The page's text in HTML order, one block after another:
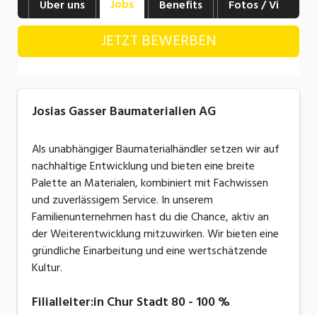
Industrie, Maschinenbau, Anlagenbau,
Produktion
Informatik, Telekommunikation
Körperpflege, Wellness
Marketing, Kommunikation, Medien, Druck
Mechanik, Elektronik, Optik, Textil (Fertigung)
Medizin, Gesundheitswesen, Pflege
Sicherheit, Rettung, Polizei, Zoll
Verkauf, Handel, Kundenberatung,
Aussendienst
Über uns Jobs Benefits Fotos / Videos
JETZT BEWERBEN
Josias Gasser Baumaterialien AG
Als unabhängiger Baumaterialhändler setzen wir auf
nachhaltige Entwicklung und bieten eine breite
Palette an Materialen, kombiniert mit Fachwissen
und zuverlässigem Service. In unserem
Familienunternehmen hast du die Chance, aktiv an
der Weiterentwicklung mitzuwirken. Wir bieten eine
gründliche Einarbeitung und eine wertschätzende
Kultur.
Filialleiter:in Chur Stadt 80 - 100 %